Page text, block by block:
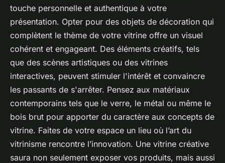
touche personnelle et authentique à votre
présentation. Opter pour des objets de décoration qui
complètent le thème de votre vitrine offre un visuel
cohérent et engageant. Des éléments créatifs, tels
que des scènes artistiques ou des vitrines
interactives, peuvent stimuler l'intérêt et convaincre
les passants de s'arrêter. Pensez aux matériaux
contemporains tels que le verre, le métal ou même le
bois brut pour apporter du caractère aux concepts de
vitrine. Faites de votre espace un lieu où l’art du
vitrinisme rencontre l’innovation. Une vitrine créative
saura non seulement exposer vos produits, mais aussi